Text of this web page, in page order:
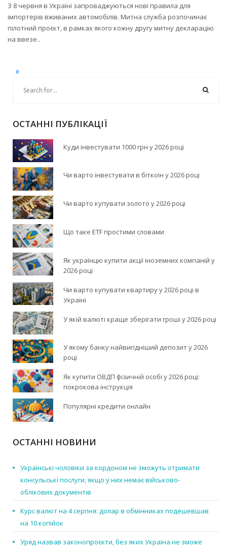
З 8 червня в Україні запроваджуються нові правила для
імпортерів вживаних автомобілів. Митна служба розпочинає
пілотний проєкт, в рамках якого кожну другу митну декларацію
на ввезе..
»
ОСТАННІ ПУБЛІКАЦІЇ
Куди інвестувати 1000 грн у 2026 році
Чи варто інвестувати в біткоїн у 2026 році
Чи варто купувати золото у 2026 році
Що таке ETF простими словами
Як українцю купити акції іноземних компаній у
2026 році
Чи варто купувати квартиру у 2026 році в
Україні
У якій валюті краще зберігати гроші у 2026 році
У якому банку найвигідніший депозит у 2026
році
Як купити ОВДП фізичній особі у 2026 році:
покрокова інструкція
Популярні кредити онлайн
ОСТАННІ НОВИНИ
Українські чоловіки за кордоном не зможуть отримати
консульські послуги, якщо у них немає військово-
облікових документів
Курс валют на 4 серпня: долар в обмінниках подешевшав
на 10 копійок
Уряд назвав законопроєкти, без яких Україна не зможе